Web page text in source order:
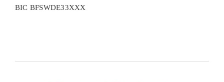
BIC BFSWDE33XXX